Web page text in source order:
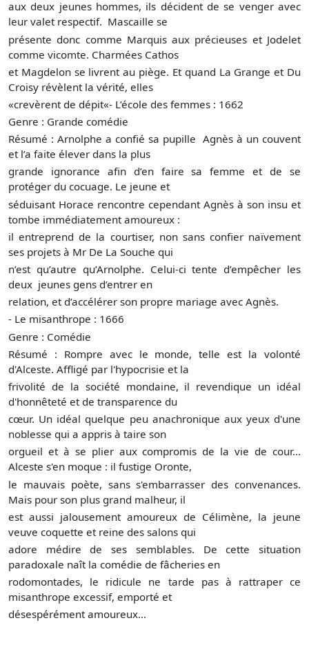
aux deux jeunes hommes, ils décident de se venger avec
leur valet respectif. Mascaille se
présente donc comme Marquis aux précieuses et Jodelet
comme vicomte. Charmées Cathos
et Magdelon se livrent au piège. Et quand La Grange et Du
Croisy révèlent la vérité, elles
«crevèrent de dépit«- L’école des femmes : 1662
Genre : Grande comédie
Résumé : Arnolphe a confié sa pupille Agnès à un couvent
et l’a faite élever dans la plus
grande ignorance afin d’en faire sa femme et de se
protéger du cocuage. Le jeune et
séduisant Horace rencontre cependant Agnès à son insu et
tombe immédiatement amoureux :
il entreprend de la courtiser, non sans confier naïvement
ses projets à Mr De La Souche qui
n’est qu’autre qu’Arnolphe. Celui-ci tente d’empêcher les
deux jeunes gens d’entrer en
relation, et d’accélérer son propre mariage avec Agnès.
- Le misanthrope : 1666
Genre : Comédie
Résumé : Rompre avec le monde, telle est la volonté
d'Alceste. Affligé par l'hypocrisie et la
frivolité de la société mondaine, il revendique un idéal
d'honnêteté et de transparence du
cœur. Un idéal quelque peu anachronique aux yeux d'une
noblesse qui a appris à taire son
orgueil et à se plier aux compromis de la vie de cour...
Alceste s'en moque : il fustige Oronte,
le mauvais poète, sans s'embarrasser des convenances.
Mais pour son plus grand malheur, il
est aussi jalousement amoureux de Célimène, la jeune
veuve coquette et reine des salons qui
adore médire de ses semblables. De cette situation
paradoxale naît la comédie de fâcheries en
rodomontades, le ridicule ne tarde pas à rattraper ce
misanthrope excessif, emporté et
désespérément amoureux...